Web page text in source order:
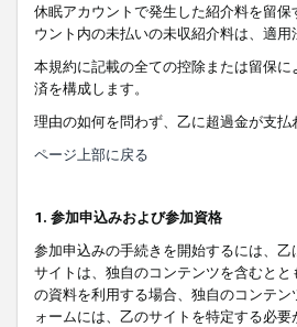
休眠アカウントで発生した紹介料を留
ウント内の未払いの未収紹介料は、適
本規約に記載の全ての控除または留保
済を構成します。
理由の如何を問わず、乙に超過金が支
ページ上部に戻る
1. 参加申込みおよび参加資格
参加申込みの手続きを開始するには、
サイトは、独自のコンテンツを含むと
の資料を利用する場合、独自のコンテ
ォームには、乙のサイトを特定する必